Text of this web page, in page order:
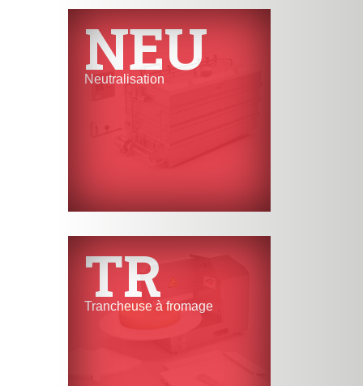
NEU
Neutralisation
TR
Trancheuse à fromage